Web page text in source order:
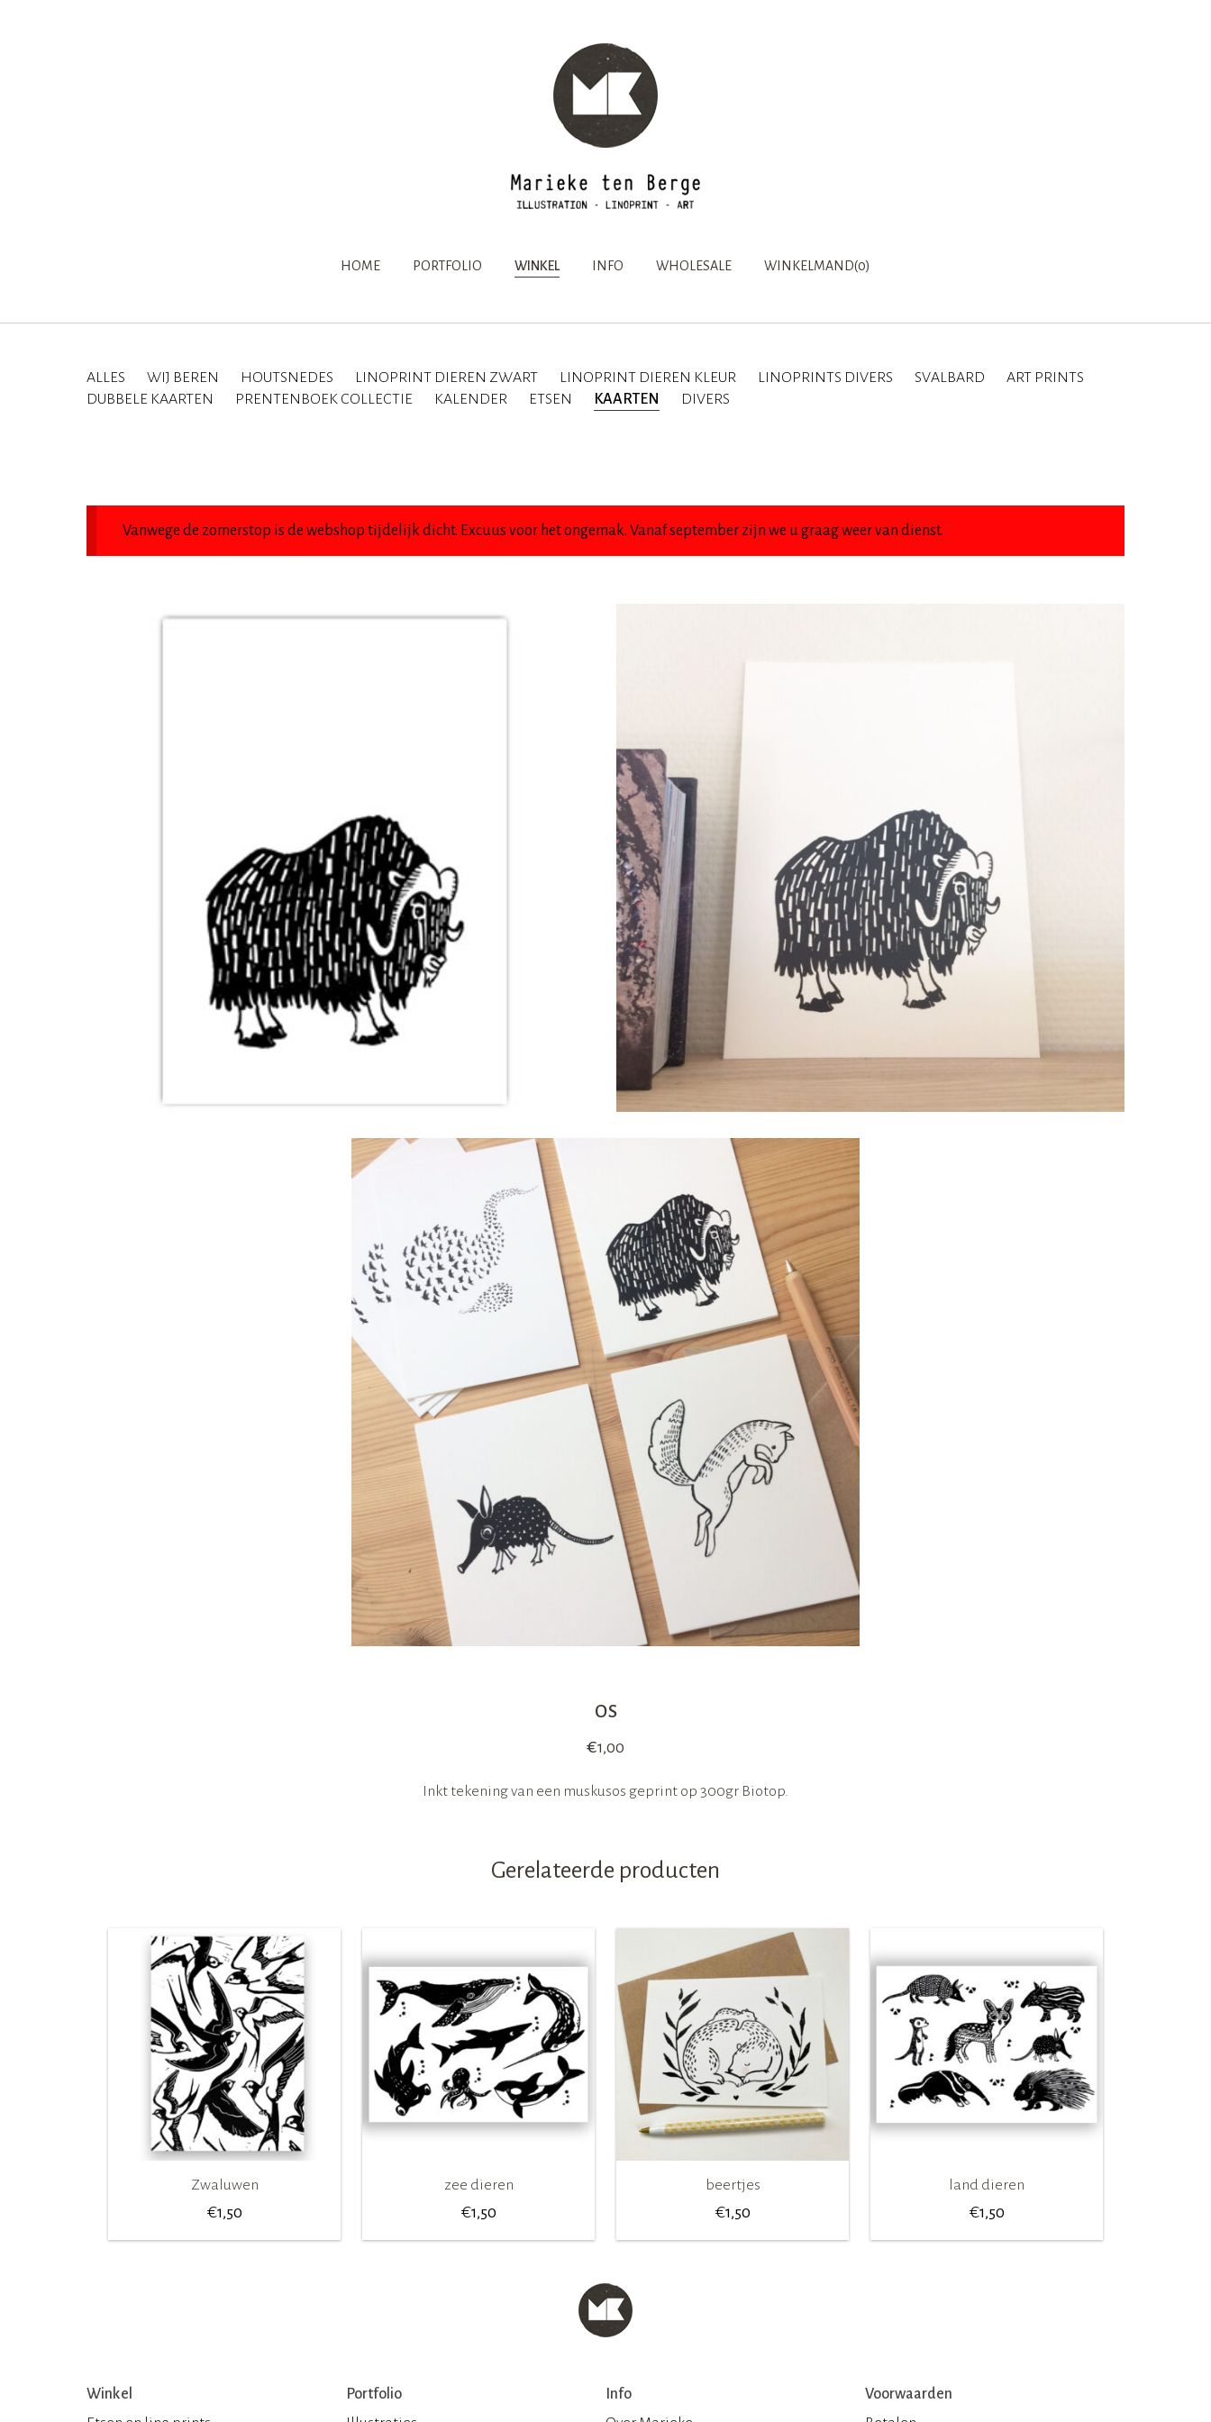
HOME PORTFOLIO WINKEL INFO WHOLESALE WINKELMAND(0)
ALLES WIJ BEREN HOUTSNEDES LINOPRINT DIEREN ZWART LINOPRINT DIEREN KLEUR LINOPRINTS DIVERS SVALBARD
ART PRINTS
DUBBELE KAARTEN
PRENTENBOEK COLLECTIE KALENDER ETSEN KAARTEN DIVERS
Vanwege de zomerstop is de webshop tijdelijk dicht. Excuus voor het ongemak. Vanaf september zijn we u graag weer van dienst.
os
€1,00
Inkt tekening van een muskusos geprint op 300gr Biotop.
Gerelateerde producten
Zwaluwen
€1,50
zee dieren
€1,50
beertjes
€1,50
land dieren
€1,50
Winkel
Portfolio
Info
Voorwaarden